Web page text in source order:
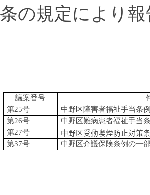
条の規定により
議案番号
第25号
中野区障害者福祉手当条
第26号
中野区難病患者福祉手当
第27号
中野区受動喫煙防止対策
第37号 中野区介護保険条例の一